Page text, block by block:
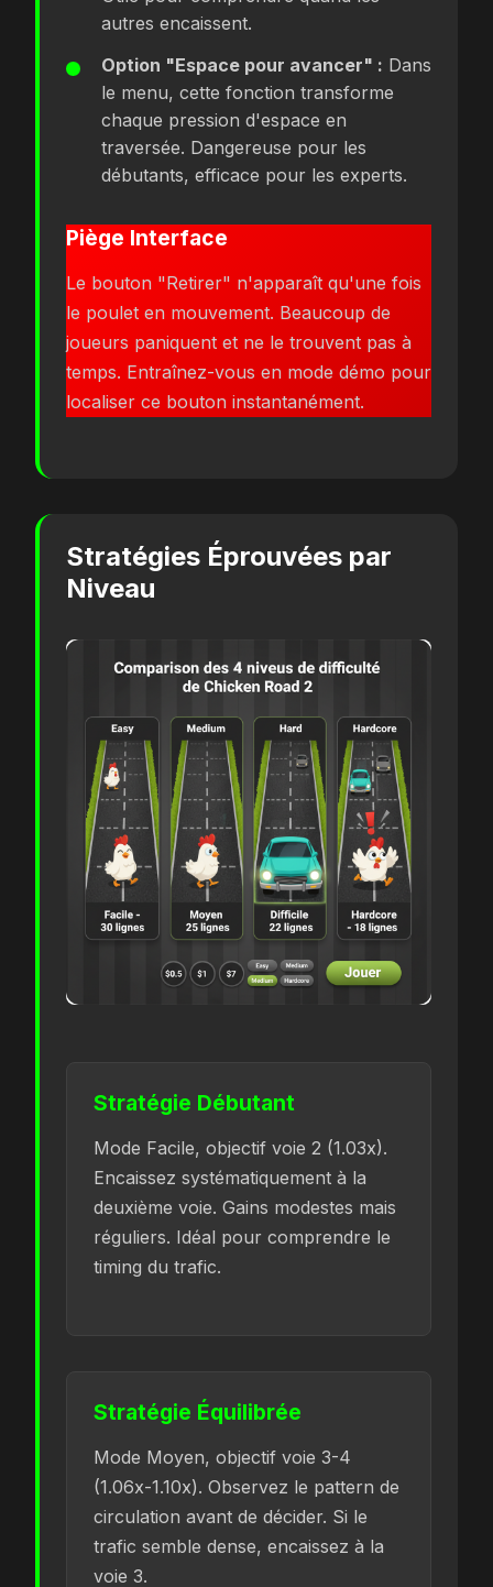
autres encaissent.
Option "Espace pour avancer" : Dans
le menu, cette fonction transforme
chaque pression d'espace en
traversée. Dangereuse pour les
débutants, efficace pour les experts.
Piège Interface
Le bouton "Retirer" n'apparaît qu'une fois
le poulet en mouvement. Beaucoup de
joueurs paniquent et ne le trouvent pas à
temps. Entraînez-vous en mode démo pour
localiser ce bouton instantanément.
Stratégies Éprouvées par
Niveau
Stratégie Débutant
Mode Facile, objectif voie 2 (1.03x).
Encaissez systématiquement à la
deuxième voie. Gains modestes mais
réguliers. Idéal pour comprendre le
timing du trafic.
Stratégie Équilibrée
Mode Moyen, objectif voie 3-4
(1.06x-1.10x). Observez le pattern de
circulation avant de décider. Si le
trafic semble dense, encaissez à la
voie 3.